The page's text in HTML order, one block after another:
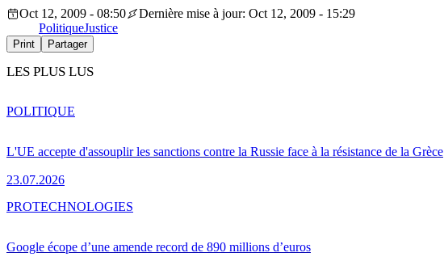
Oct 12, 2009 - 08:50
Dernière mise à jour: Oct 12, 2009 - 15:29
PolitiqueJustice
Print Partager
LES PLUS LUS
L'UE accepte d'assouplir les sanctions contre la Russie face à la résistance de la Grèce
23.07.2026
POLITIQUE
Google écope d’une amende record de 890 millions d’euros
PROTECHNOLOGIES